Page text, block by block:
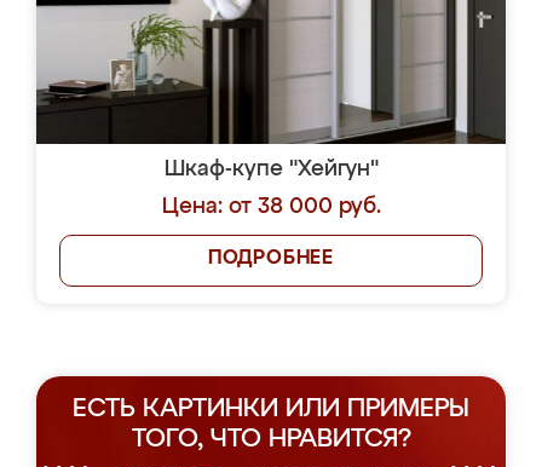
Шкаф-купе "Хейгун"
Цена: от 38 000 руб.
ПОДРОБНЕЕ
ЕСТЬ КАРТИНКИ ИЛИ ПРИМЕРЫ
ТОГО, ЧТО НРАВИТСЯ?